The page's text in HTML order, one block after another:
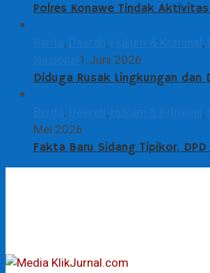
Polres Konawe Tindak
, , ,
1 Juni 2026
Diduga Rusak Lingkungan dan
, , ,
Mei 2026
Fakta Baru Sidang Tipikor, DPD